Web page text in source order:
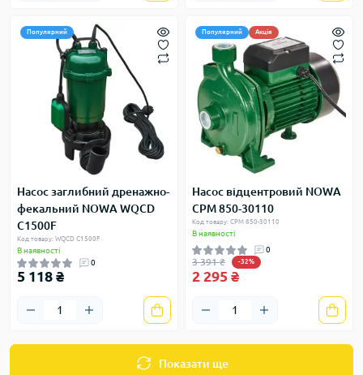
Популярний
Насос заглибний дренажно-
фекальний NOWA WQCD
C1500F
Код товару: WQCD C1500F
В наявності
0
5 118 ₴
Популярний Акція
Насос відцентровий NOWA
CPM 850-30110
Код товару: CPM 850-30110
В наявності
0
3 391 ₴ -32%
2 295 ₴
Показати ще